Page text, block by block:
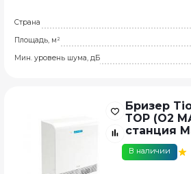
Страна
Площадь, м²
Мин. уровень шума, дБ
Бризер
ТОР (O2
станция
В наличии